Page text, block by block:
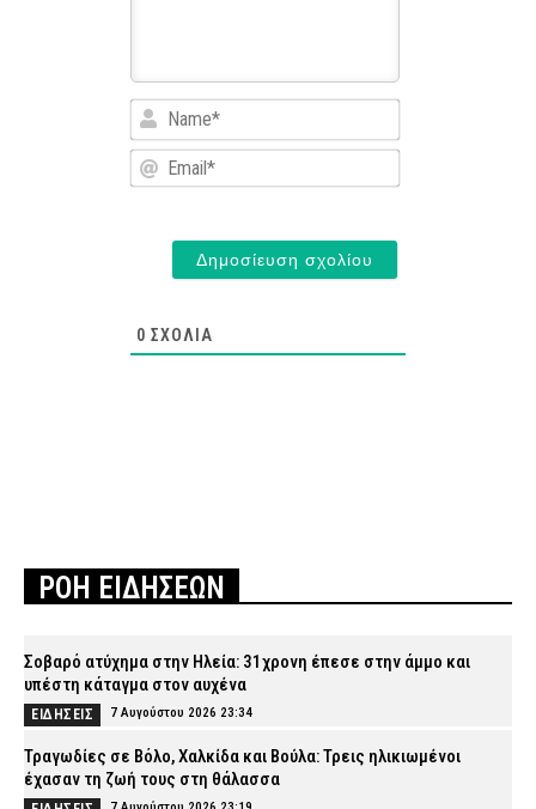
Name*
Email*
0 ΣΧΌΛΙΑ
ΡΟΗ ΕΙΔΗΣΕΩΝ
Σοβαρό ατύχημα στην Ηλεία: 31χρονη έπεσε στην άμμο και
υπέστη κάταγμα στον αυχένα
ΕΙΔΗΣΕΙΣ 7 Αυγούστου 2026 23:34
Τραγωδίες σε Βόλο, Χαλκίδα και Βούλα: Τρεις ηλικιωμένοι
έχασαν τη ζωή τους στη θάλασσα